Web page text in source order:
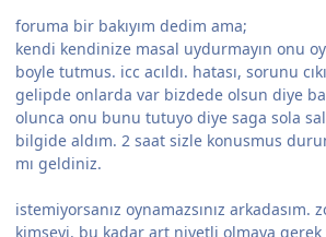
foruma bir bakıyım dedim ama;
kendi kendinize masal uydurmayın onu
boyle tutmus. icc acıldı. hatası, sorunu
gelipde onlarda var bizdede olsun diye
olunca onu bunu tutuyo diye saga sola
bilgide aldım. 2 saat sizle konusmus
mı geldiniz.
istemiyorsanız oynamazsınız arkadasım.
kimseyi. bu kadar art niyetli olmaya